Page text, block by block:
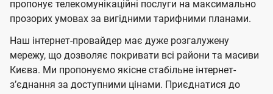
ї
U
t
e
l
а
ч
е
н
н
я
а
ч
е
н
н
я
пропонує телекомунікаційні послуги на максимально
прозорих умовах за вигідними тарифними планами.
Наш інтернет-провайдер має дуже розгалужену
мережу, що дозволяє покривати всі райони та масиви
Києва. Ми пропонуємо якісне стабільне інтернет-
зʼєднання за доступними цінами. Приєднатися до